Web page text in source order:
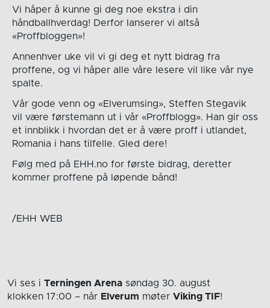
Vi håper å kunne gi deg noe ekstra i din
håndballhverdag! Derfor lanserer vi altså
«Proffbloggen»!
Annenhver uke vil vi gi deg et nytt bidrag fra
proffene, og vi håper alle våre lesere vil like vår nye
spalte.
Vår gode venn og «Elverumsing», Steffen Stegavik
vil være førstemann ut i vår «Proffblogg». Han gir oss
et innblikk i hvordan det er å være proff i utlandet,
Romania i hans tilfelle. Gled dere!
Følg med på EHH.no for første bidrag, deretter
kommer proffene på løpende bånd!
/EHH WEB
Vi ses i Terningen Arena søndag 30. august
klokken 17:00 – når Elverum møter Viking TIF!